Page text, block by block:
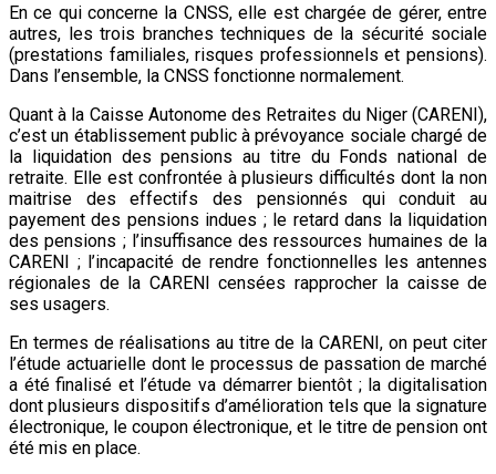
En ce qui concerne la CNSS, elle est chargée de gérer, entre
autres, les trois branches techniques de la sécurité sociale
(prestations familiales, risques professionnels et pensions).
Dans l’ensemble, la CNSS fonctionne normalement.
Quant à la Caisse Autonome des Retraites du Niger (CARENI),
c’est un établissement public à prévoyance sociale chargé de
la liquidation des pensions au titre du Fonds national de
retraite. Elle est confrontée à plusieurs difficultés dont la non
maitrise des effectifs des pensionnés qui conduit au
payement des pensions indues ; le retard dans la liquidation
des pensions ; l’insuffisance des ressources humaines de la
CARENI ; l’incapacité de rendre fonctionnelles les antennes
régionales de la CARENI censées rapprocher la caisse de
ses usagers.
En termes de réalisations au titre de la CARENI, on peut citer
l’étude actuarielle dont le processus de passation de marché
a été finalisé et l’étude va démarrer bientôt ; la digitalisation
dont plusieurs dispositifs d’amélioration tels que la signature
électronique, le coupon électronique, et le titre de pension ont
été mis en place.